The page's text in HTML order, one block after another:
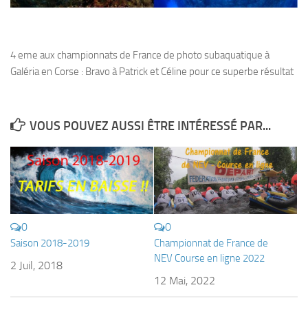
Sorties 2026
Sorties 2024
Sorties 2023
Sorties 2021
Sorties 2019
Sorties 2018
sorties 2017
4 eme aux championnats de France de photo subaquatique à
Galéria en Corse : Bravo à Patrick et Céline pour ce superbe résultat
VOUS POUVEZ AUSSI ÊTRE INTÉRESSÉ PAR...
0
Saison 2018-2019
2 Juil, 2018
0
Championnat de France de
NEV Course en ligne 2022
12 Mai, 2022